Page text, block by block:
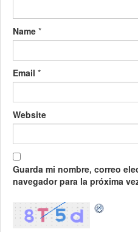
Name *
Email *
Website
Guarda mi nombre, correo
navegador para la próxima